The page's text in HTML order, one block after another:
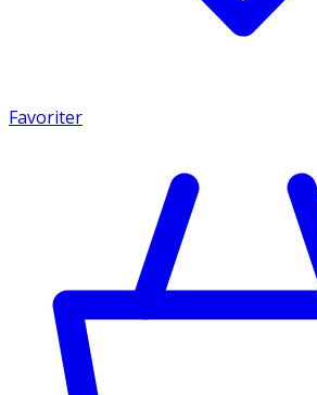
Favoriter